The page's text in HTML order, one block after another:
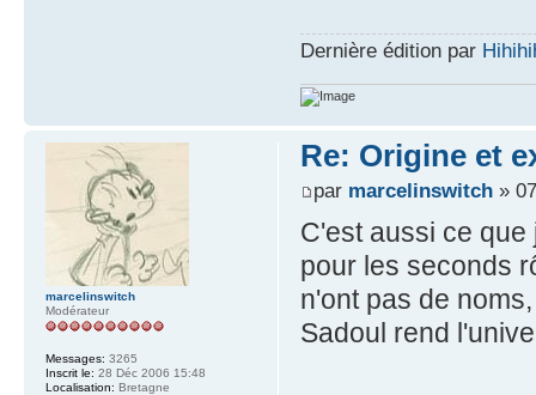
Dernière édition par
Re: Origine et
par marcelinswitch»
C'est aussi ce
pour les seconds
n'ont pas de
Sadoul rend
marcelinswitch
Modérateur
Messages: 3265
Inscrit le: 28 Déc 2006 15:48
Localisation: Bretagne